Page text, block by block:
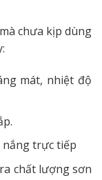
chưa kịp dùng
mát, nhiệt độ
trực tiếp
chất lượng sơn